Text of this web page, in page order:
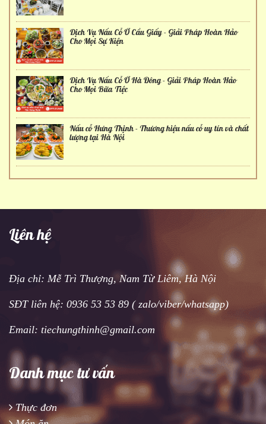
Dịch Vụ Nấu Cỗ Ở Cầu Giấy - Giải Pháp Hoàn Hảo
Cho Mọi Sự Kiện
Dịch Vụ Nấu Cỗ Ở Hà Đông - Giải Pháp Hoàn Hảo
Cho Mọi Bữa Tiệc
Nấu cỗ Hưng Thịnh - Thương hiệu nấu cỗ uy tín và chất
lượng tại Hà Nội
Liên hệ
Địa chỉ: Mễ Trì Thượng, Nam Từ Liêm, Hà Nội
SĐT liên hệ: 0936 53 53 89 ( zalo/viber/whatsapp)
Email: tiechungthinh@gmail.com
Danh mục tư vấn
Thực đơn